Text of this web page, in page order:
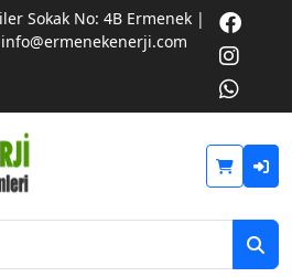
Sokak No: 4B Ermenek |
info@ermenekenerji.com